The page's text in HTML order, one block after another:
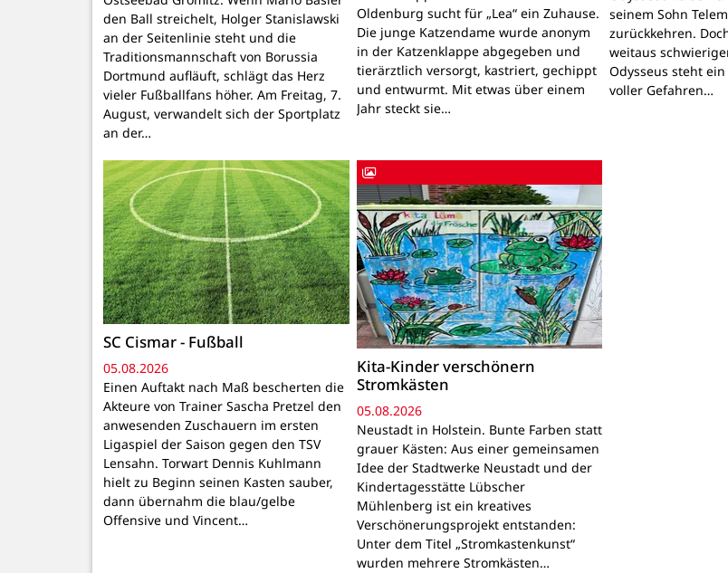
den Ball streichelt, Holger Stanislawski
an der Seitenlinie steht und die
Traditionsmannschaft von Borussia
Dortmund aufläuft, schlägt das Herz
vieler Fußballfans höher. Am Freitag, 7.
August, verwandelt sich der Sportplatz
an der…
Oldenburg sucht für „Lea“ ein Zuhause.
Die junge Katzendame wurde anonym
in der Katzenklappe abgegeben und
tierärztlich versorgt, kastriert, gechippt
und entwurmt. Mit etwas über einem
Jahr steckt sie…
seinem Sohn
zurückkehren.
weitaus
Odysseus steht
voller Gefahren…
SC Cismar - Fußball
05.08.2026
Einen Auftakt nach Maß bescherten die
Akteure von Trainer Sascha Pretzel den
anwesenden Zuschauern im ersten
Ligaspiel der Saison gegen den TSV
Lensahn. Torwart Dennis Kuhlmann
hielt zu Beginn seinen Kasten sauber,
dann übernahm die blau/gelbe
Offensive und Vincent…
Kita-Kinder verschönern
Stromkästen
05.08.2026
Neustadt in Holstein. Bunte Farben statt
grauer Kästen: Aus einer gemeinsamen
Idee der Stadtwerke Neustadt und der
Kindertagesstätte Lübscher
Mühlenberg ist ein kreatives
Verschönerungsprojekt entstanden:
Unter dem Titel „Stromkastenkunst“
wurden mehrere Stromkästen…